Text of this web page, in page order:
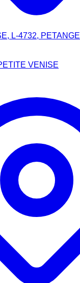
L-4732, PETANGE
VENISE